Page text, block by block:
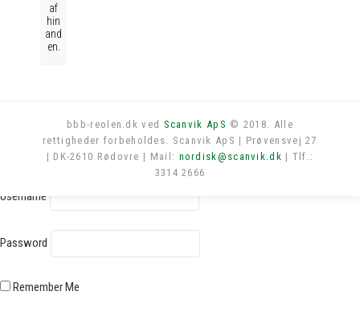
af
hin
and
en.
bbb-reolen.dk ved Scanvik ApS © 2018. Alle
rettigheder forbeholdes. Scanvik ApS | Prøvensvej 27
| DK-2610 Rødovre | Mail: nordisk@scanvik.dk | Tlf.:
3314 2666
Log in
Username
Password
Remember Me